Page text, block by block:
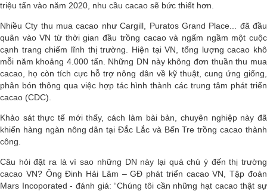
triệu tấn vào năm 2020, nhu cầu cacao sẽ bức thiết hơn.
Nhiều Cty thu mua cacao như Cargill, Puratos Grand Place... đã đầu
quân vào VN từ thời gian đầu trồng cacao và ngấm ngầm một cuộc
cạnh trang chiếm lĩnh thị trường. Hiện tại VN, tổng lượng cacao khô
mỗi năm khoảng 4.000 tấn. Những DN này không đơn thuần thu mua
cacao, họ còn tích cực hỗ trợ nông dân về kỹ thuật, cung ứng giống,
phân bón thông qua việc hợp tác hình thành các trung tâm phát triển
cacao (CDC).
Khảo sát thực tế mới thấy, cách làm bài bản, chuyên nghiệp này đã
khiến hàng ngàn nông dân tại Đắc Lắc và Bến Tre trồng cacao thành
công.
Câu hỏi đặt ra là vì sao những DN này lại quá chú ý đến thị trường
cacao VN? Ông Đinh Hải Lâm – GĐ phát triển cacao VN, Tập đoàn
Mars Incoporated - đánh giá: “Chúng tôi cần những hạt cacao thật sự